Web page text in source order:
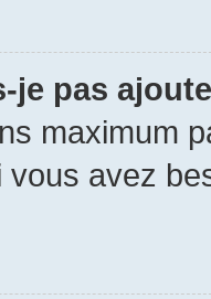
je pas
maximum
vous avez